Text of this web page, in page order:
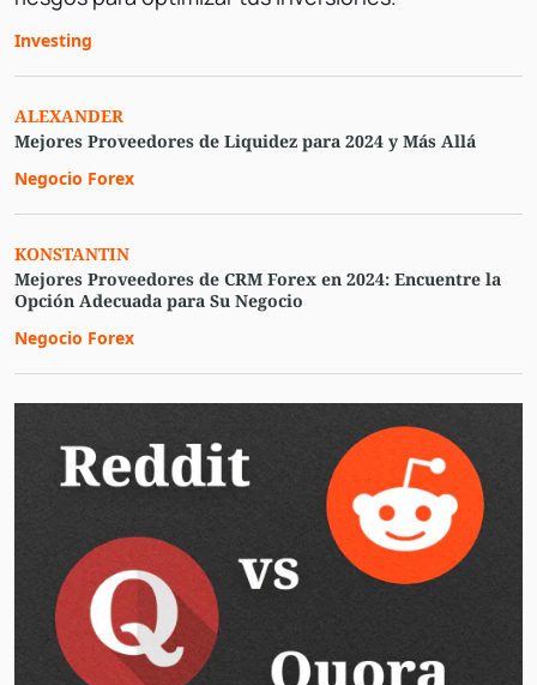
Investing
ALEXANDER
Mejores Proveedores de Liquidez para 2024 y Más Allá
Negocio Forex
KONSTANTIN
Mejores Proveedores de CRM Forex en 2024: Encuentre la
Opción Adecuada para Su Negocio
Negocio Forex